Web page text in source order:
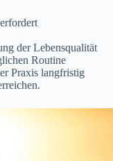
d‬er Lebensqualität
Routine
Praxis langfristig